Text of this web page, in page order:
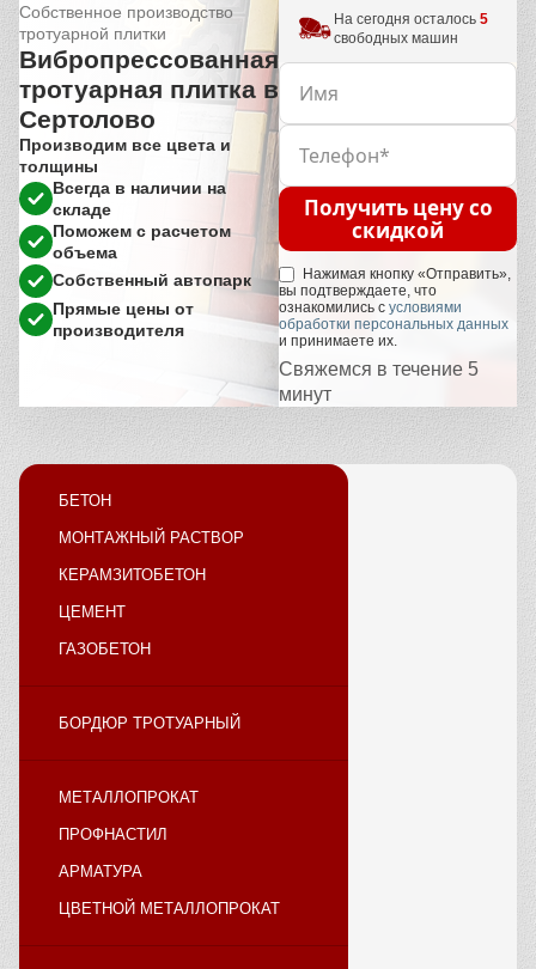
Собственное производство
тротуарной плитки
Вибропрессованная
тротуарная плитка в
Сертолово
Производим все цвета и
толщины
Всегда в наличии на
складе
Поможем с расчетом
объема
Собственный автопарк
Прямые цены от
производителя
На сегодня осталось 5
свободных машин
Получить цену со
скидкой
Нажимая кнопку «Отправить»,
вы подтверждаете, что
ознакомились с условиями
обработки персональных данных
и принимаете их.
Свяжемся в течение 5
минут
БЕТОН
МОНТАЖНЫЙ РАСТВОР
КЕРАМЗИТОБЕТОН
ЦЕМЕНТ
ГАЗОБЕТОН
БОРДЮР ТРОТУАРНЫЙ
МЕТАЛЛОПРОКАТ
ПРОФНАСТИЛ
АРМАТУРА
ЦВЕТНОЙ МЕТАЛЛОПРОКАТ